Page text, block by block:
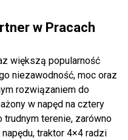
w Pracach
większą popularność
niezawodność, moc oraz
rozwiązaniem do
w napęd na cztery
trudnym terenie, zarówno
traktor 4×4 radzi